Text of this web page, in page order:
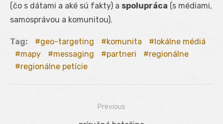
(čo s dátami a aké sú fakty) a spolupráca (s médiami,
samosprávou a komunitou).
Tag: geo-targeting komunita
lokálne médiá
mapy
messaging partneri
regionálne
regionálne petície
Previous